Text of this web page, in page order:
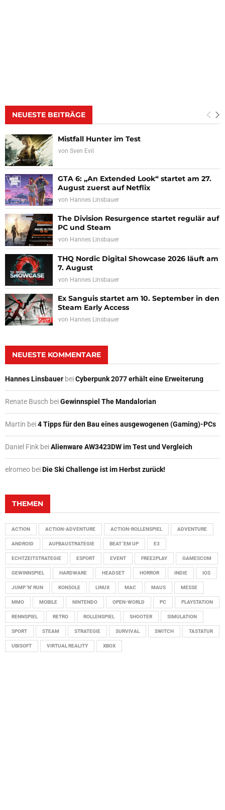
NEUESTE BEITRÄGE
Mistfall Hunter im Test
von Sven Evil
GTA 6: „An Extended Look“ startet am 27.
August zuerst auf Netflix
von Hannes Linsbauer
The Division Resurgence startet regulär auf
PC und Steam
von Hannes Linsbauer
THQ Nordic Digital Showcase 2026 läuft am
7. August
von Hannes Linsbauer
Ex Sanguis startet am 10. September in den
Steam Early Access
von Hannes Linsbauer
NEUESTE KOMMENTARE
Hannes Linsbauer beiCyberpunk 2077 erhält eine Erweiterung
Renate Busch beiGewinnspiel The Mandalorian
Martin bei4 Tipps für den Bau eines ausgewogenen (Gaming)-PCs
Daniel Fink beiAlienware AW3423DW im Test und Vergleich
elromeo beiDie Ski Challenge ist im Herbst zurück!
THEMEN
ACTION ACTION-ADVENTURE ACTION-ROLLENSPIEL ADVENTURE
ANDROID AUFBAUSTRATEGIE BEAT 'EM UP E3
ECHTZEITSTRATEGIE ESPORT EVENT FREE2PLAY GAMESCOM
GEWINNSPIEL HARDWARE HEADSET HORROR INDIE IOS
JUMP 'N' RUN KONSOLE LINUX MAC MAUS MESSE
MMO MOBILE NINTENDO OPEN-WORLD PC PLAYSTATION
RENNSPIEL RETRO ROLLENSPIEL SHOOTER SIMULATION
SPORT STEAM STRATEGIE SURVIVAL SWITCH TASTATUR
UBISOFT VIRTUAL REALITY XBOX